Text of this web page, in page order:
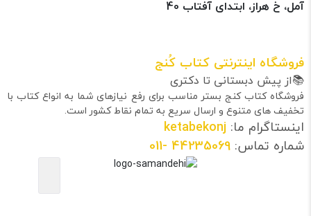
آمل، خ هراز، ابتدای آفتاب 40
فروشگاه اینترنتی کتاب کُنج
📚از پیش دبستانی تا دکتری
فروشگاه کتاب کنج بستر مناسب برای رفع نیازهای شما به انواع کتاب با
تخفیف های متنوع و ارسال سریع به تمام نقاط کشور است.
اینستاگرام ما: ketabekonj
شماره تماس: 44235069
-011